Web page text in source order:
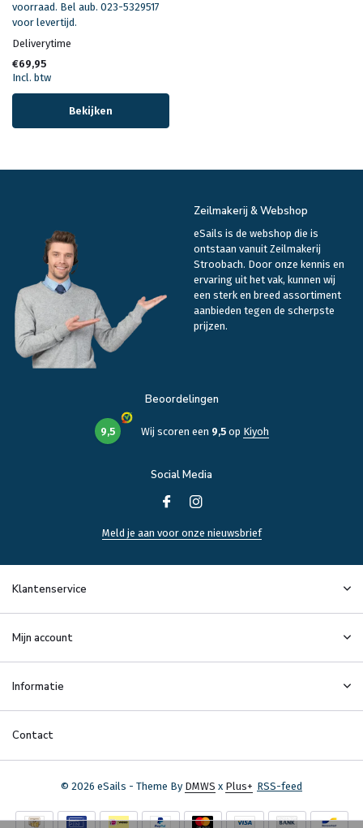
voorraad. Bel aub. 023-5329517
voor levertijd.
Deliverytime
€69,95
Incl. btw
Bekijken
Zeilmakerij & Webshop
eSails is de webshop die is
ontstaan vanuit Zeilmakerij
Stroobach. Door onze kennis en
ervaring uit het vak, kunnen wij
een sterk en breed assortiment
aanbieden tegen de scherpste
prijzen.
Beoordelingen
9,5 Wij scoren een 9,5op Kiyoh
Social Media
Meld je aan voor onze nieuwsbrief
Klantenservice
Mijn account
Informatie
Contact
© 2026 eSails - Theme By DMWS x Plus+ RSS-feed